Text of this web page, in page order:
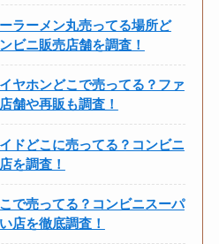
ラーメン丸売ってる場所ど
ビニ販売店舗を調査！
ヤホンどこで売ってる？ファ
舗や再販も調査！
ドどこに売ってる？コンビニ
を調査！
で売ってる？コンビニスーパ
店を徹底調査！